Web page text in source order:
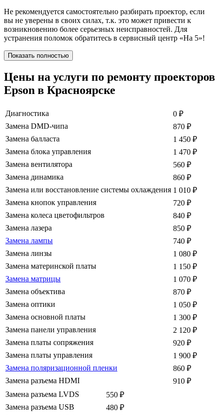
Не рекомендуется самостоятельно разбирать проектор, если
вы не уверены в своих силах, т.к. это может привести к
возникновению более серьезных неисправностей. Для
устранения поломок обратитесь в сервисный центр «На 5»!
Показать полностью
Цены на услуги по ремонту проекторов
Epson в Красноярске
Диагностика 0 ₽
Замена DMD-чипа
870 ₽
Замена балласта
1 450 ₽
Замена блока управления
1 470 ₽
Замена вентилятора
560 ₽
Замена динамика
860 ₽
Замена или восстановление системы охлаждения 1 010 ₽
Замена кнопок управления
720 ₽
Замена колеса цветофильтров
840 ₽
Замена лазера
850 ₽
Замена лампы
740 ₽
Замена линзы
1 080 ₽
Замена материнской платы
1 150 ₽
Замена матрицы
1 070 ₽
Замена объектива
870 ₽
Замена оптики
1 050 ₽
Замена основной платы
1 300 ₽
Замена панели управления
2 120 ₽
Замена платы сопряжения
920 ₽
Замена платы управления
1 900 ₽
Замена поляризационной пленки
860 ₽
Замена разъема HDMI
910 ₽
Замена разъема LVDS
550 ₽
Замена разъема USB
480 ₽